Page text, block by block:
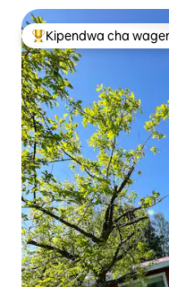
Kipendwa maarufu cha
Kipendwa cha